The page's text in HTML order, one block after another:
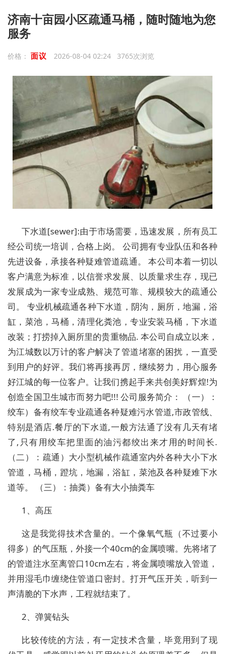
济南十亩园小区疏通马桶，随时随地为您
服务
价格： 面议 2026-08-04 02:24 3765次浏览
下水道[sewer]:由于市场需要，迅速发展，所有员工
经公司统一培训，合格上岗。 公司拥有专业队伍和各种
先进设备，承接各种疑难管道疏通。 本公司本着一切以
客户满意为标准，以信誉求发展、以质量求生存，现已
发展成为一家专业成熟、规范可靠、规模较大的疏通公
司。 专业机械疏通各种下水道，阴沟，厕所，地漏，浴
缸，菜池，马桶，清理化粪池，专业安装马桶，下水道
改装；打捞掉入厕所里的贵重物品. 本公司自成立以来，
为江城数以万计的客户解决了管道堵塞的困扰，一直受
到用户的好评。我们将再接再厉，继续努力，用心服务
好江城的每一位客户。让我们携起手来共创美好辉煌!为
创造全国卫生城市而努力吧!!! 公司服务简介： （一）：
绞车）备有绞车专业疏通各种疑难污水管道,市政管线、
特别是酒店.餐厅的下水道,一般方法通了没有几天有堵
了,只有用绞车把里面的油污都绞出来才用的时间长.
（二）：疏通）大小型机械作疏通室内外各种大小下水
管道，马桶，蹬坑，地漏，浴缸，菜池及各种疑难下水
道等。 （三）：抽粪）备有大小抽粪车
1、高压
这是我觉得技术含量的。一个像氧气瓶（不过要小
得多）的气压瓶，外接一个40cm的金属喷嘴。先将堵了
的管道注水至离管口10cm左右，将金属喷嘴放入管道，
并用湿毛巾缠绕住管道口密封。打开气压开关，听到一
声清脆的下水声，工程就结束了。
2、弹簧钻头
比较传统的方法，有一定技术含量，毕竟用到了现